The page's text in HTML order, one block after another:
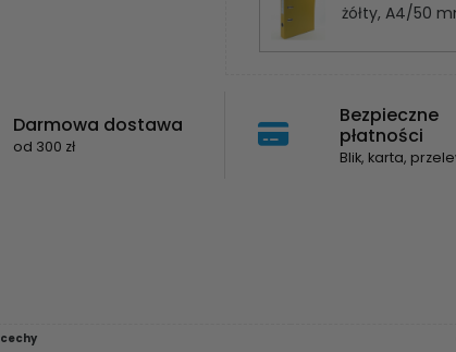
żółty, A4/50
Darmowa dostawa
od 300 zł
Bezpieczne
płatności
Blik, karta,
cechy